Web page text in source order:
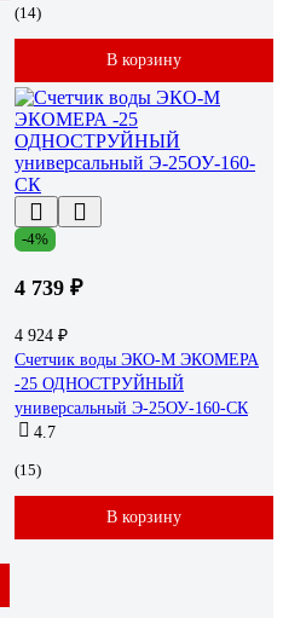
(14)
В корзину
-4%
4 739 ₽
4 924 ₽
Счетчик воды ЭКО-М ЭКОМЕРА
-25 ОДНОСТРУЙНЫЙ
универсальный Э-25ОУ-160-СК
4.7
(15)
В корзину